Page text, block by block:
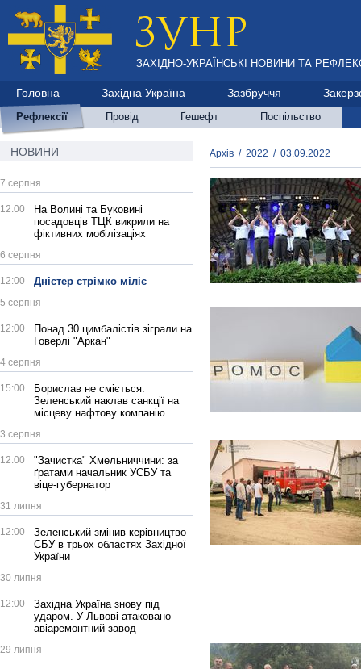
ЗАХІДНО-УКРАЇНСЬКІ НОВИНИ ТА
Головна Західна Україна Зазбруччя
Рефлексії Провід Ґешефт Поспільство
НОВИНИ
7 серпня
12:00
На Волині та Буковині
посадовців ТЦК викрили на
фіктивних мобілізаціях
6 серпня
12:00 Дністер стрімко міліє
5 серпня
12:00
Понад 30 цимбалістів зіграли на
Говерлі "Аркан"
4 серпня
15:00
Борислав не сміється:
Зеленський наклав санкції на
місцеву нафтову компанію
3 серпня
12:00
"Зачистка" Хмельниччини: за
ґратами начальник УСБУ та
віце-губернатор
31 липня
12:00
Зеленський змінив керівництво
СБУ в трьох областях Західної
України
30 липня
12:00
Західна Україна знову під
ударом. У Львові атаковано
авіаремонтний завод
29 липня
Архів / 2022 / 03.09.2022